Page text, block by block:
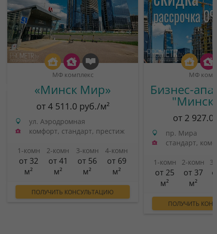
МФ комплекс
«Минск Мир»
от 4 511.0 руб./м²
ул. Аэродромная
комфорт, стандарт, престиж
1-комн
от 32
м²
2-комн
от 41
м²
3-комн
от 56
м²
4-комн
от 69
м²
ПОЛУЧИТЬ КОНСУЛЬТАЦИЮ
МФ
Бизнес-
от 2
пр. Мира
стандарт,
1-комн
от 25
м²
2-комн
от 37
м²
ПОЛУЧИТЬ